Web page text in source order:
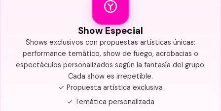
Show Especial
Shows exclusivos con propuestas artísticas únicas:
performance temático, show de fuego, acrobacias o
espectáculos personalizados según la fantasía del grupo.
Cada show es irrepetible.
✓ Propuesta artística exclusiva
✓ Temática personalizada